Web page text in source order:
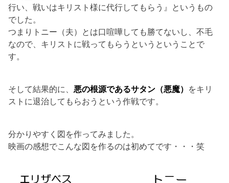
行い、戦いはキリスト様に代行してもらう』というもの
でした。
つまりトニー（夫）とは口喧嘩しても勝てないし、不毛
なので、キリストに戦ってもらうというということで
す。
そして結果的に、 悪の根源であるサタン（悪魔） をキリ
ストに退治してもらおうという作戦です。
分かりやすく図を作ってみました。
映画の感想でこんな図を作るのは初めてです・・・笑